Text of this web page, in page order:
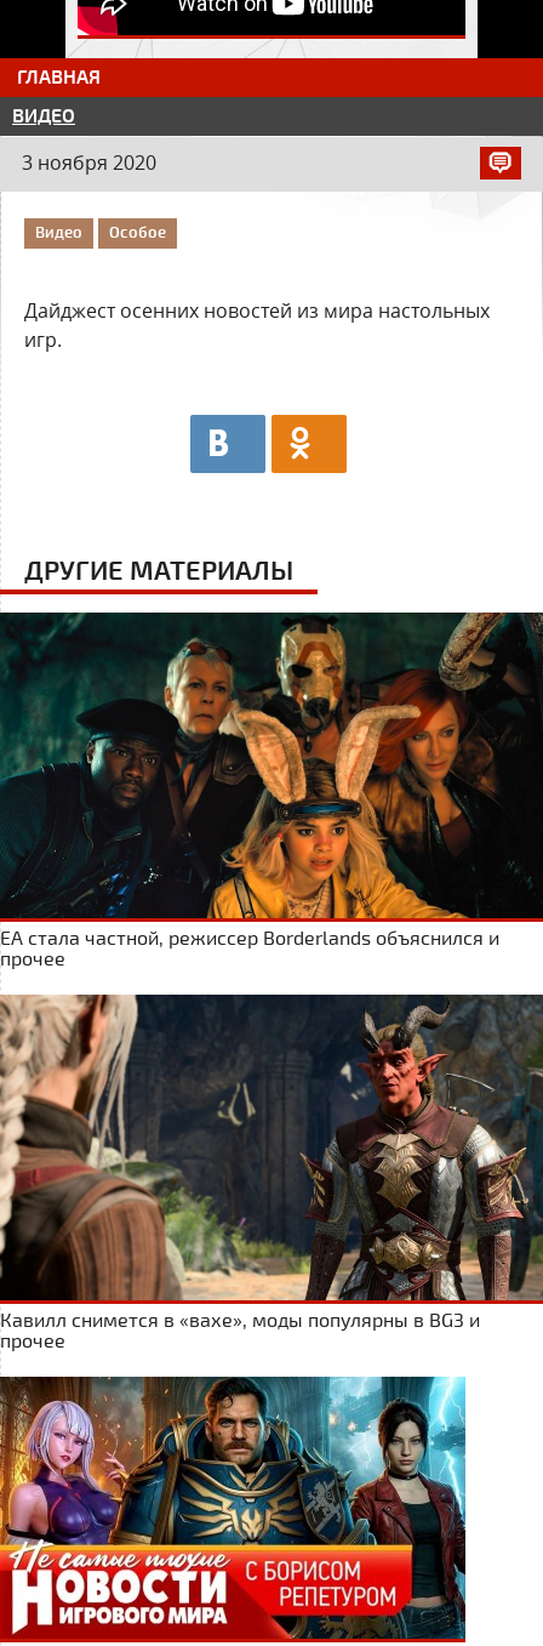
ГЛАВНАЯ
ВИДЕО
3 ноября 2020
Видео Особое
Дайджест осенних новостей из мира настольных
игр.
ДРУГИЕ МАТЕРИАЛЫ
ЕА стала частной, режиссер Borderlands объяснился и
прочее
Кавилл снимется в «вахе», моды популярны в BG3 и
прочее